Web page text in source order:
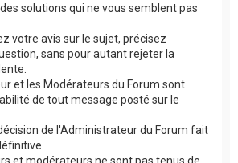
solutions qui ne vous semblent pas
votre avis sur le sujet, précisez
sans pour autant rejeter la
et les Modérateurs du Forum sont
de tout message posté sur le
de l'Administrateur du Forum fait